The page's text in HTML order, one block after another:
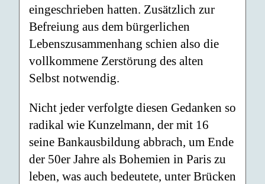
eingeschrieben hatten. Zusätzlich zur
Befreiung aus dem bürgerlichen
Lebenszusammenhang schien also die
vollkommene Zerstörung des alten
Selbst notwendig.
Nicht jeder verfolgte diesen Gedanken so
radikal wie Kunzelmann, der mit 16
seine Bankausbildung abbrach, um Ende
der 50er Jahre als Bohemien in Paris zu
leben, was auch bedeutete, unter Brücken